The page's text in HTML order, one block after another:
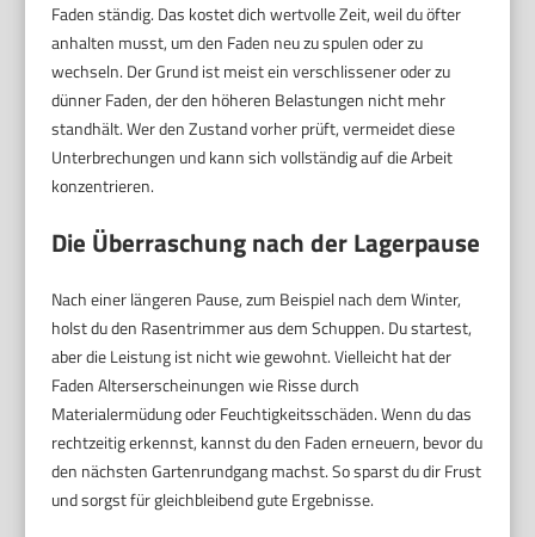
Faden ständig. Das kostet dich wertvolle Zeit, weil du öfter
anhalten musst, um den Faden neu zu spulen oder zu
wechseln. Der Grund ist meist ein verschlissener oder zu
dünner Faden, der den höheren Belastungen nicht mehr
standhält. Wer den Zustand vorher prüft, vermeidet diese
Unterbrechungen und kann sich vollständig auf die Arbeit
konzentrieren.
Die Überraschung nach der Lagerpause
Nach einer längeren Pause, zum Beispiel nach dem Winter,
holst du den Rasentrimmer aus dem Schuppen. Du startest,
aber die Leistung ist nicht wie gewohnt. Vielleicht hat der
Faden Alterserscheinungen wie Risse durch
Materialermüdung oder Feuchtigkeitsschäden. Wenn du das
rechtzeitig erkennst, kannst du den Faden erneuern, bevor du
den nächsten Gartenrundgang machst. So sparst du dir Frust
und sorgst für gleichbleibend gute Ergebnisse.